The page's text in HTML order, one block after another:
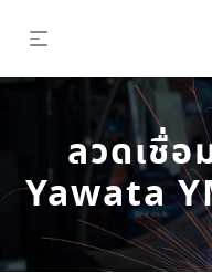
ลวดเชื่อ
Yawata